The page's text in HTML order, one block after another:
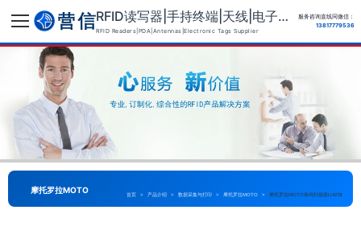
RFID读写器|手持终端|天线|电子标签供应商
RFID Readers|PDA|Antennas|Electronic Tags Supplier
服务咨询直线同微信：
13817779536
摩托罗拉MOTO 首页 > 产品介绍 > 数据采集与打印 > 摩托罗拉MOTO > 摩托罗拉MOTO条码扫描器LI4278